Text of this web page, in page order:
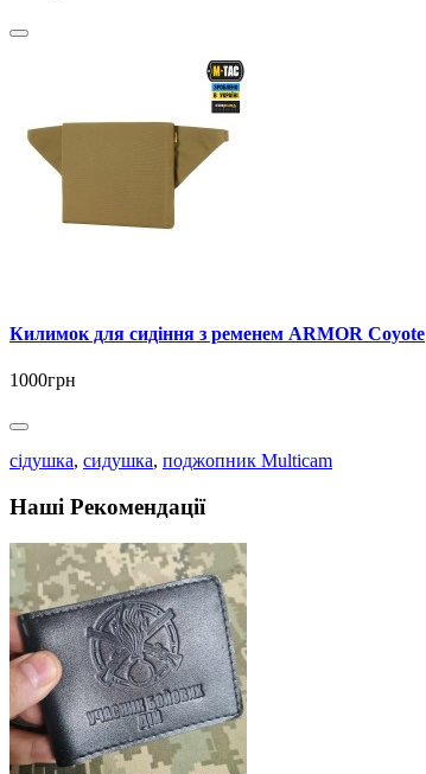
Килимок для сидіння з ременем ARMOR Coyote
1000грн
сідушка, сидушка, поджопник Multicam
Наші Рекомендації